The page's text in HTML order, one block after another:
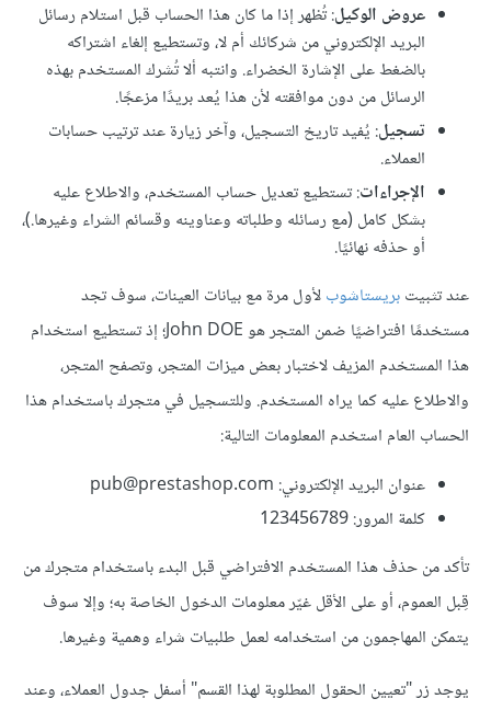
عروض الوكيل: تُظهر إذا ما كان هذا الحساب قبل استلام رسائل
البريد الإلكتروني من شركائك أم لا، وتستطيع إلغاء اشتراكه
بالضغط على الإشارة الخضراء. وانتبه ألا تُشرك المستخدم بهذه
الرسائل من دون موافقته لأن هذا يُعد بريدًا مزعجًا.
تسجيل: يُفيد تاريخ التسجيل، وآخر زيارة عند ترتيب حسابات
العملاء.
الإجراءات: تستطيع تعديل حساب المستخدم، والاطلاع عليه
بشكل كامل (مع رسائله وطلباته وعناوينه وقسائم الشراء وغيرها.)،
أو حذفه نهائيًا.
عند تثبيتبريستاشوبلأول مرة مع بيانات العينات، سوف تجد
مستخدمًا افتراضيًا ضمن المتجر هو John DOE؛ إذ تستطيع استخدام
هذا المستخدم المزيف لاختبار بعض ميزات المتجر، وتصفح المتجر،
والاطلاع عليه كما يراه المستخدم. وللتسجيل في متجرك باستخدام هذا
الحساب العام استخدم المعلومات التالية:
عنوان البريد الإلكتروني: pub@prestashop.com
كلمة المرور: 123456789
تأكد من حذف هذا المستخدم الافتراضي قبل البدء باستخدام متجرك من
قِبل العموم، أو على الأقل غيّر معلومات الدخول الخاصة به؛ وإلا سوف
يتمكن المهاجمون من استخدامه لعمل طلبيات شراء وهمية وغيرها.
يوجد زر "تعيين الحقول المطلوبة لهذا القسم" أسفل جدول العملاء، وعند